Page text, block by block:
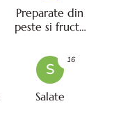
Preparate din
peste si fructe
S
Salate
16